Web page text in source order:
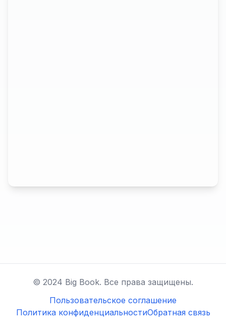
© 2024 Big Book. Все права защищены.
Пользовательское соглашение
Политика конфиденциальностиОбратная связь